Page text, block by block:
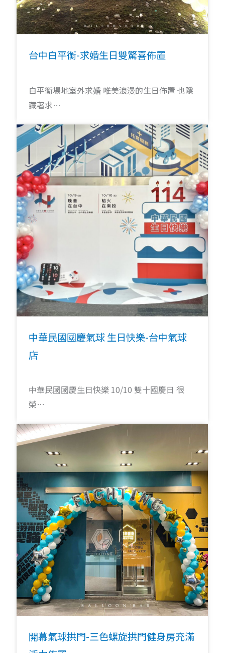
台中白平衡-求婚生日雙驚喜佈置
白平衡場地室外求婚 唯美浪漫的生日佈置 也隱
藏著求…
中華民國國慶氣球 生日快樂-台中氣球
店
中華民國國慶生日快樂 10/10 雙十國慶日 很
榮…
開幕氣球拱門-三色螺旋拱門健身房充滿